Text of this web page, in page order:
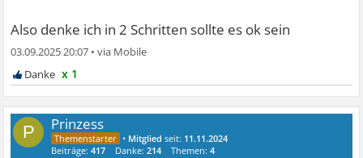
Also denke ich in 2 Schritten sollte es ok sein
03.09.2025 20:07 •
x 1
P Prinzess
• Mitglied seit: 11.11.2024
Beiträge:417 Danke:214 Themen:4